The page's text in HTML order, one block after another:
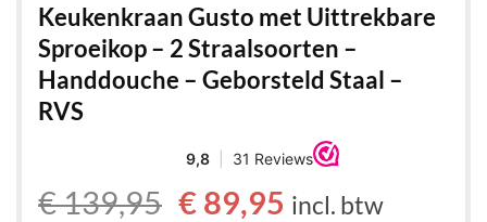
Keukenkraan Gusto met Uittrekbare
Sproeikop – 2 Straalsoorten –
Handdouche – Geborsteld Staal –
RVS
€139,95 Oorspronkelijke
€89,95 Huidige
incl. btw